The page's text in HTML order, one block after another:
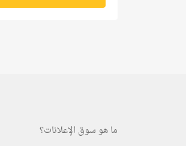
ما هو سوق الإعلانات؟